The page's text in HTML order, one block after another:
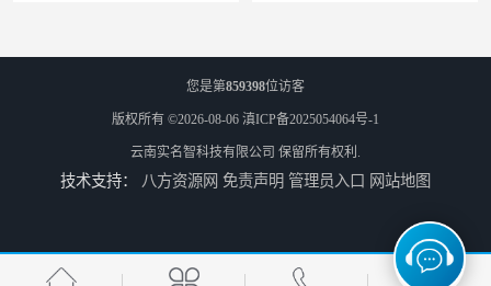
德宏工业闸门厂家 普洱大型闸门厂家
您是第859398位访客
版权所有 ©2026-08-06 滇ICP备2025054064号-1
云南实名智科技有限公司 保留所有权利.
技术支持： 八方资源网 免责声明 管理员入口 网站地图